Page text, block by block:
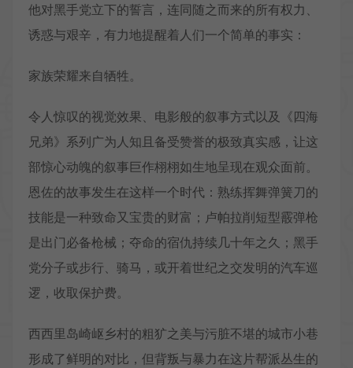
他对黑手党立下的誓言，连同随之而来的所有权力、
诱惑与艰辛，有力地提醒着人们一个简单的事实：
家族荣耀来自牺牲。
令人惊叹的视觉效果、电影般的叙事方式以及《四海
兄弟》系列广为人知且备受赞誉的极致真实感，让这
部惊心动魄的叙事巨作栩栩如生地呈现在观众面前。
恩佐的故事发生在这样一个时代：熟练挥舞弹簧刀的
技能是一种致命又宝贵的财富；卢帕拉削短型霰弹枪
是出门必备枪械；夺命的宿仇持续几十年之久；黑手
党分子或步行、骑马，或开着世纪之交发明的汽车巡
逻，收取保护费。
西西里岛崎岖乡村的粗犷之美与污脏不堪的城市小巷
形成了鲜明的对比，但背叛与暴力在这片帮派丛生的